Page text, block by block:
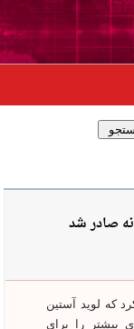
صادر شد
که لوید آستین
بیشتر را برای